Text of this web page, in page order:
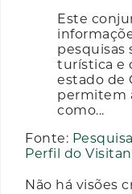
Este
pesquisas
turística e
estado de
permitem
como...
Fonte:
Perfil do
Não há visões